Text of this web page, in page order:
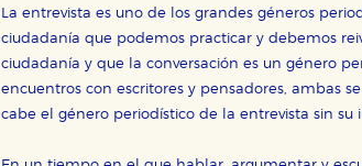
La entrevista es uno de los grandes géneros
ciudadanía que podemos practicar y debemos
ciudadanía y que la conversación es un género
encuentros con escritores y pensadores, ambas
cabe el género periodístico de la entrevista sin su
GUARDAR CONFIGURACIÓN
Puede consultar nuestrapolítica de